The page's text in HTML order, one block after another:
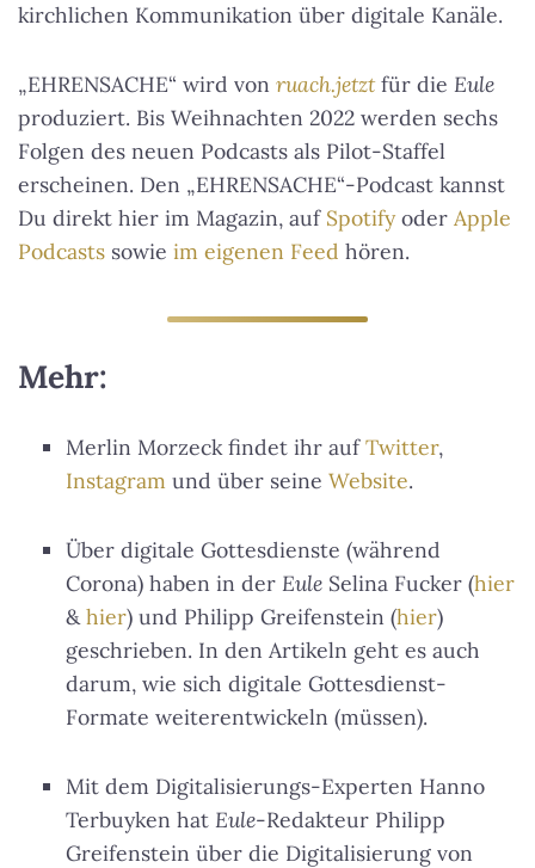
kirchlichen Kommunikation über digitale Kanäle.
„EHRENSACHE“ wird von ruach.jetztfür die Eule
produziert. Bis Weihnachten 2022 werden sechs
Folgen des neuen Podcasts als Pilot-Staffel
erscheinen. Den „EHRENSACHE“-Podcast kannst
Du direkt hier im Magazin, auf Spotifyoder Apple
Podcasts sowie im eigenen Feed hören.
Mehr:
Merlin Morzeck findet ihr aufTwitter,
Instagram und über seine Website.
Über digitale Gottesdienste (während
Corona) haben in der Eule Selina Fucker (hier
&hier) und Philipp Greifenstein (hier)
geschrieben. In den Artikeln geht es auch
darum, wie sich digitale Gottesdienst-
Formate weiterentwickeln (müssen).
Mit dem Digitalisierungs-Experten Hanno
Terbuyken hat Eule-Redakteur Philipp
Greifenstein über die Digitalisierung von